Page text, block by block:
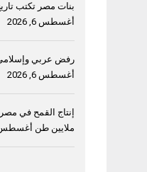
بنات مصر تكتب
أغسطس 6, 2026
رفض عربي وإسلامي
أغسطس 6, 2026
ملايين طن أغسطس 4,